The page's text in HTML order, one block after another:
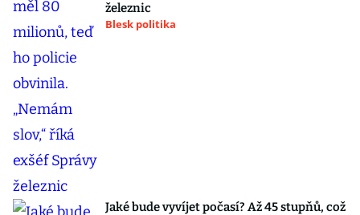
železnic
Blesk politika
Jaké bude vyvíjet počasí? Až 45 stupňů, což